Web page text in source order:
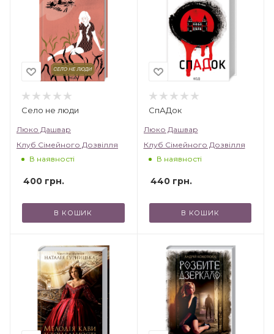
проектами, зокрема: «Світові бестселери —
українською», «Зірки української прози».
Село не люди
Люко Дашвар
Клуб Сімейного Дозвілля
В наявності
400 грн.
В КОШИК
СпАДок
Люко Дашвар
Клуб Сімейного Дозвілля
В наявності
440грн.
В КОШИК